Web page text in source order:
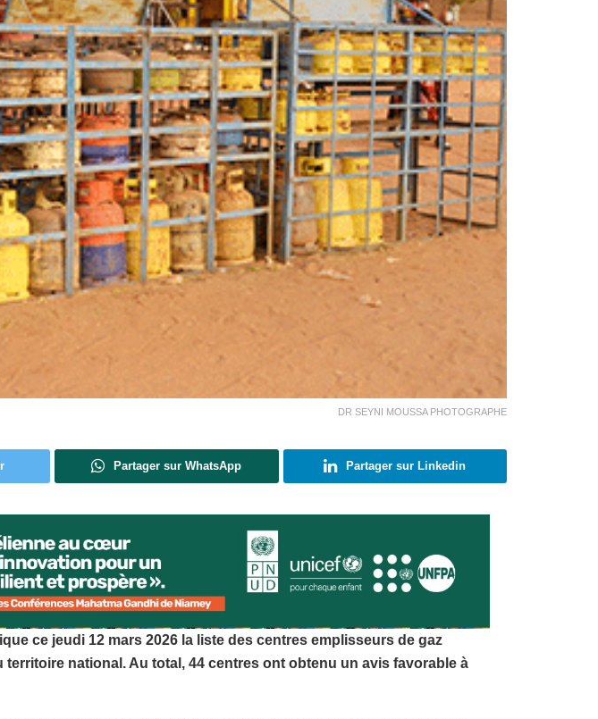
DR SEYNI MOUSSA PHOTOGRAPHE
Partager sur WhatsApp Partager sur Linkedin
ce jeudi 12 mars 2026 la liste des centres emplisseurs de gaz
national. Au total, 44 centres ont obtenu un avis favorable à